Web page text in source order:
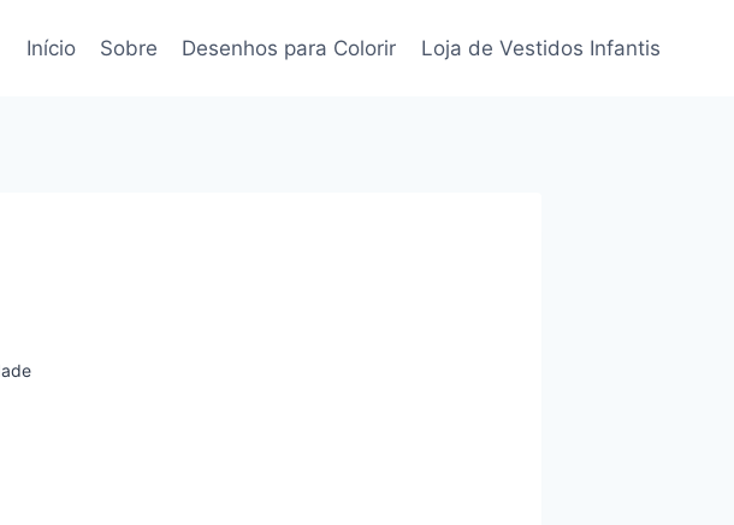
Início Sobre Desenhos para Colorir Loja de Vestidos Infantis